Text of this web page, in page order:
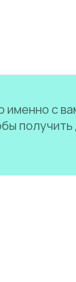
с
получить